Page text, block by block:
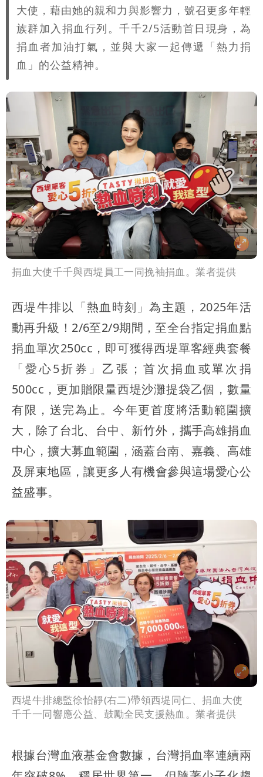
大使，藉由她的親和力與影響力，號召更多年輕
族群加入捐血行列。千千2/5活動首日現身，為
捐血者加油打氣，並與大家一起傳遞「熱力捐
血」的公益精神。
捐血大使千千與西堤員工一同挽袖捐血。業者提供
西堤牛排以「熱血時刻」為主題，2025年活
動再升級！2/6至2/9期間，至全台指定捐血點
捐血單次250cc，即可獲得西堤單客經典套餐
「愛心5折券」乙張；首次捐血或單次捐
500cc，更加贈限量西堤沙灘提袋乙個，數量
有限，送完為止。今年更首度將活動範圍擴
大，除了台北、台中、新竹外，攜手高雄捐血
中心，擴大募血範圍，涵蓋台南、嘉義、高雄
及屏東地區，讓更多人有機會參與這場愛心公
益盛事。
西堤牛排總監徐怡靜(右二)帶領西堤同仁、捐血大使
千千一同響應公益、鼓勵全民支援熱血。業者提供
根據台灣血液基金會數據，台灣捐血率連續兩